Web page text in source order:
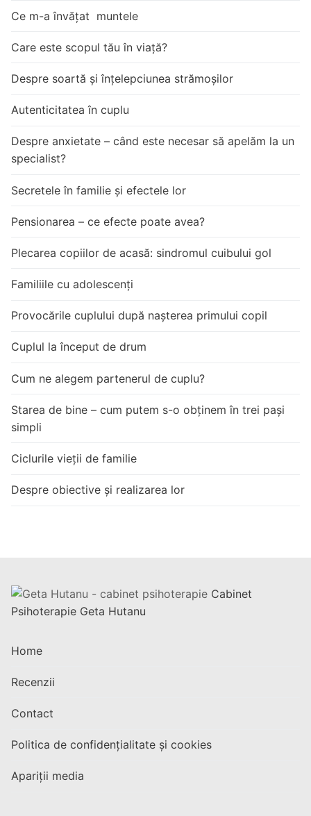
Ce m-a învățat muntele
Care este scopul tău în viață?
Despre soartă și înțelepciunea strămoșilor
Autenticitatea în cuplu
Despre anxietate – când este necesar să apelăm la un
specialist?
Secretele în familie și efectele lor
Pensionarea – ce efecte poate avea?
Plecarea copiilor de acasă: sindromul cuibului gol
Familiile cu adolescenți
Provocările cuplului după nașterea primului copil
Cuplul la început de drum
Cum ne alegem partenerul de cuplu?
Starea de bine – cum putem s-o obținem în trei pași
simpli
Ciclurile vieții de familie
Despre obiective și realizarea lor
Cabinet
Psihoterapie Geta Hutanu
Home
Recenzii
Contact
Politica de confidențialitate și cookies
Apariții media